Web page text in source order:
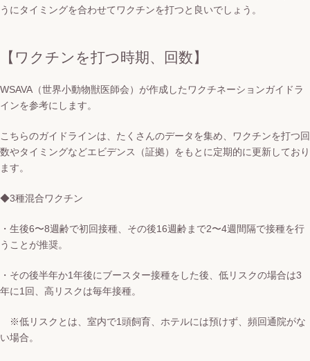
うにタイミングを合わせてワクチンを打つと良いでしょう。
【ワクチンを打つ時期、回数】
WSAVA（世界小動物獣医師会）が作成したワクチネーションガイドラ
インを参考にします。
こちらのガイドラインは、たくさんのデータを集め、ワクチンを打つ回
数やタイミングなどエビデンス（証拠）をもとに定期的に更新しており
ます。
◆3種混合ワクチン
・生後6〜8週齢で初回接種、その後16週齢まで2〜4週間隔で接種を行
うことが推奨。
・その後半年か1年後にブースター接種をした後、低リスクの場合は3
年に1回、高リスクは毎年接種。
※低リスクとは、室内で1頭飼育、ホテルには預けず、頻回通院がな
い場合。